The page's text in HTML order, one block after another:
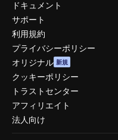
ドキュメント
サポート
利用規約
プライバシーポリシー
オリジナル 新規
クッキーポリシー
トラストセンター
アフィリエイト
法人向け